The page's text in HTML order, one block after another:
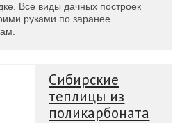
Все виды дачных построек
руками по заранее
Сибирские
теплицы из
поликарбоната